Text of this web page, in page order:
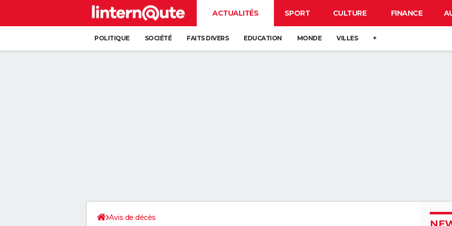
ACTUALITÉS SPORT CULTURE FINANCE
POLITIQUE SOCIÉTÉ FAITS DIVERS EDUCATION MONDE VILLES +
Avis de décès